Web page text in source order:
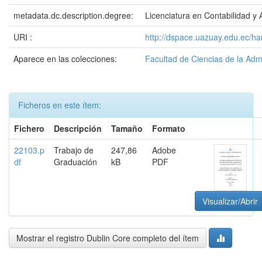
metadata.dc.description.degree:
Licenciatura en Contabilidad y
URI :
http://dspace.uazuay.edu.ec/
Aparece en las colecciones:
Facultad de Ciencias de la
Ficheros en este ítem:
Fichero
Descripción Tamaño
Formato
22103.p
df
Trabajo de
Graduación
247,86
kB
Adobe
PDF
Visualizar/Abrir
Mostrar el registro Dublin Core completo del ítem